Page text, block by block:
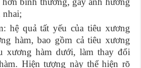
nhai;
hệ quả tất yếu của tiêu xương
hàm, bao gồm cả tiêu xương
xương hàm dưới, làm thay đổi
Hiện tượng này thể hiện rõ